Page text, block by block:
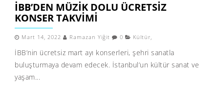
İBB’DEN MÜZİK DOLU ÜCRETSİZ
KONSER TAKVİMİ
Mart 14, 2022 Ramazan Yiğit 0 Kültür,
İBB’nin ücretsiz mart ayı konserleri, şehri sanatla
buluşturmaya devam edecek. İstanbul’un kültür sanat ve
yaşam...